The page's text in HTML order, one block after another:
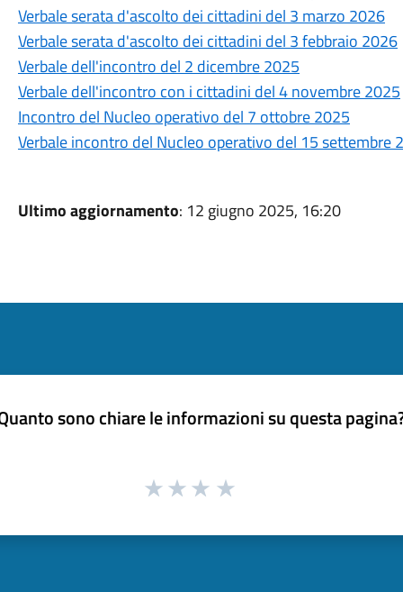
Verbale serata d'ascolto dei cittadini del 3 marzo 2026
Verbale serata d'ascolto dei cittadini del 3 febbraio 2026
Verbale dell'incontro del 2 dicembre 2025
Verbale dell'incontro con i cittadini del 4 novembre 2025
Incontro del Nucleo operativo del 7 ottobre 2025
Verbale incontro del Nucleo operativo del 15 settembre
Ultimo aggiornamento: 12 giugno 2025, 16:20
sono chiare le informazioni su questa